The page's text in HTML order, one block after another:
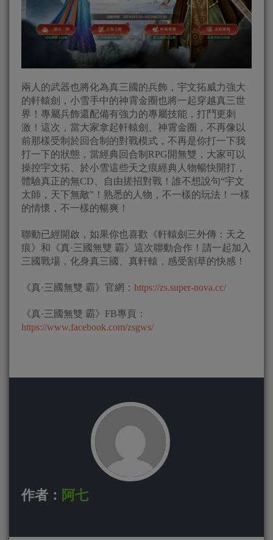
兩人的武器也將化為真三國的兵飾，宇文拓威力強大
的軒轅劍，小雪手中的神霄金圈也將一起穿越真三世
界！專屬兵飾還配備有強力的專屬技能，打鬥更刺
激！這次，當大家拿起軒轅劍、神霄金圈，不再像以
前那樣受制於回合制的對戰模式，不再是你打一下我
打一下的狀態，當經典回合制RPG開無雙，大家可以
操控宇文拓、於小雪這些天之痕經典人物暢快開打，
體驗真正的無CD、自由搓招對戰！誰不想說句“宇文
太師，天下無敵”！熟悉的人物，不一樣的玩法！一樣
的情懷，不一樣的暢爽！
聯動已經開啟，如果你也喜歡《軒轅劍三外傳：天之
痕》和《真·三國無雙 霸》這次聯動合作！請一起加入
三國戰場，化身真三國、真軒轅，感受割草的快感！
《真·三國無雙 霸》官網： https://zs.super-nova.cc/
《真·三國無雙 霸》FB專頁：
https://www.facebook.com/zsgws/
作者： 阿七